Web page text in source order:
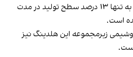
آسیب‌دیده این مجموعه به تنها ۱۳ درصد سطح تولید در مدت
است.
زیرمجموعه این هلدینگ نیز